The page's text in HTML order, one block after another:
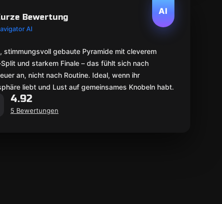
AI
Bewertung
AI
stimmungsvoll gebaute Pyramide mit cleverem
und starkem Finale – das fühlt sich nach
an, nicht nach Routine. Ideal, wenn ihr
liebt und Lust auf gemeinsames Knobeln habt.
4.92
5 Bewertungen